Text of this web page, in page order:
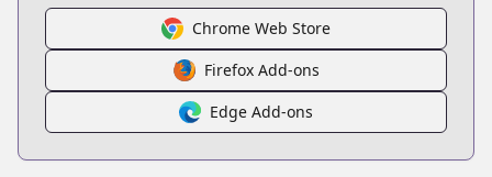
Chrome Web Store
Firefox Add-ons
Edge Add-ons